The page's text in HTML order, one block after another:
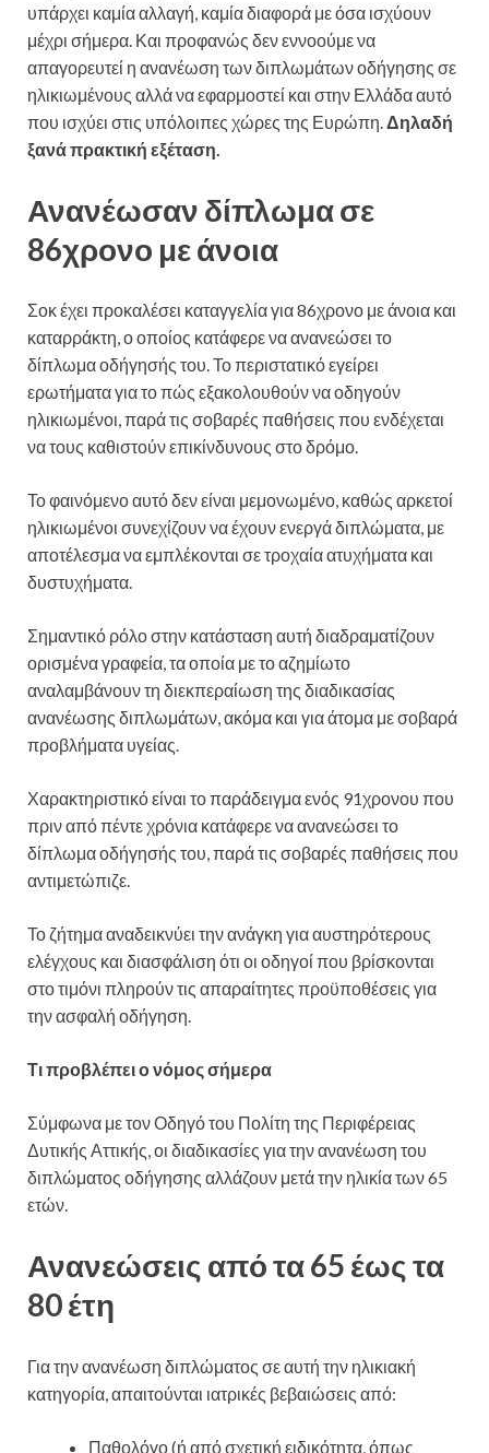
υπάρχει καμία αλλαγή, καμία διαφορά με όσα ισχύουν
μέχρι σήμερα. Και προφανώς δεν εννοούμε να
απαγορευτεί η ανανέωση των διπλωμάτων οδήγησης σε
ηλικιωμένους αλλά να εφαρμοστεί και στην Ελλάδα αυτό
που ισχύει στις υπόλοιπες χώρες της Ευρώπη. Δηλαδή
ξανά πρακτική εξέταση.
Ανανέωσαν δίπλωμα σε
86χρονο με άνοια
Σοκ έχει προκαλέσει καταγγελία για 86χρονο με άνοια και
καταρράκτη, ο οποίος κατάφερε να ανανεώσει το
δίπλωμα οδήγησής του. Το περιστατικό εγείρει
ερωτήματα για το πώς εξακολουθούν να οδηγούν
ηλικιωμένοι, παρά τις σοβαρές παθήσεις που ενδέχεται
να τους καθιστούν επικίνδυνους στο δρόμο.
Το φαινόμενο αυτό δεν είναι μεμονωμένο, καθώς αρκετοί
ηλικιωμένοι συνεχίζουν να έχουν ενεργά διπλώματα, με
αποτέλεσμα να εμπλέκονται σε τροχαία ατυχήματα και
δυστυχήματα.
Σημαντικό ρόλο στην κατάσταση αυτή διαδραματίζουν
ορισμένα γραφεία, τα οποία με το αζημίωτο
αναλαμβάνουν τη διεκπεραίωση της διαδικασίας
ανανέωσης διπλωμάτων, ακόμα και για άτομα με σοβαρά
προβλήματα υγείας.
Χαρακτηριστικό είναι το παράδειγμα ενός 91χρονου που
πριν από πέντε χρόνια κατάφερε να ανανεώσει το
δίπλωμα οδήγησής του, παρά τις σοβαρές παθήσεις που
αντιμετώπιζε.
Το ζήτημα αναδεικνύει την ανάγκη για αυστηρότερους
ελέγχους και διασφάλιση ότι οι οδηγοί που βρίσκονται
στο τιμόνι πληρούν τις απαραίτητες προϋποθέσεις για
την ασφαλή οδήγηση.
Τι προβλέπει ο νόμος σήμερα
Σύμφωνα με τον Οδηγό του Πολίτη της Περιφέρειας
Δυτικής Αττικής, οι διαδικασίες για την ανανέωση του
διπλώματος οδήγησης αλλάζουν μετά την ηλικία των 65
ετών.
Ανανεώσεις από τα 65 έως τα
80 έτη
Για την ανανέωση διπλώματος σε αυτή την ηλικιακή
κατηγορία, απαιτούνται ιατρικές βεβαιώσεις από:
Παθολόγο (ή από σχετική ειδικότητα, όπως